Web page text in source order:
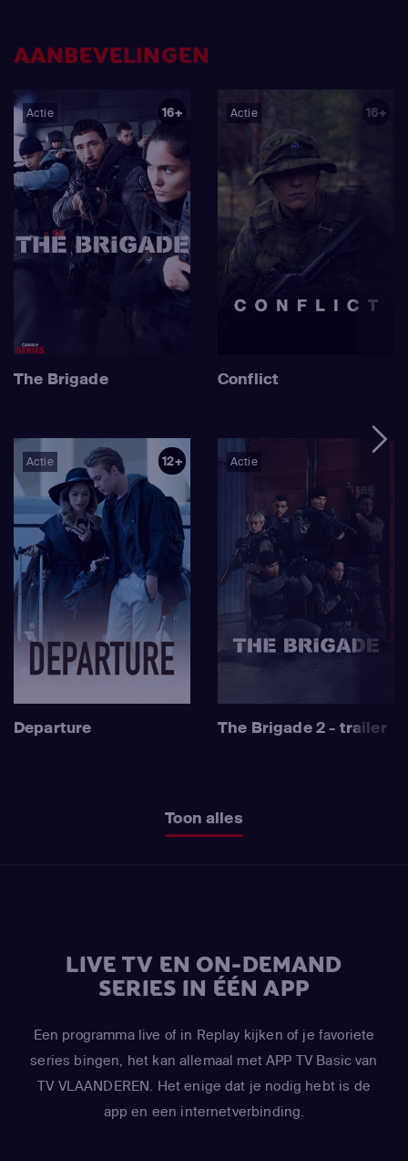
AANBEVELINGEN
Actie 16+
The Brigade
Actie 16+
Conflict
Actie 12+
Departure
Actie
The Brigade 2 - trailer
Toon alles
LIVE TV EN ON-DEMAND
SERIES IN ÉÉN APP
Een programma live of in Replay kijken of je favoriete
series bingen, het kan allemaal met APP TV Basic van
TV VLAANDEREN. Het enige dat je nodig hebt is de
app en een internetverbinding.